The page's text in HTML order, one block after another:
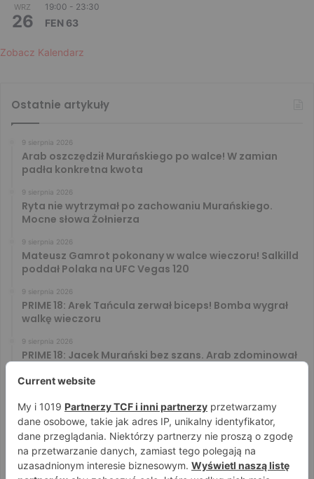
WRZ
26
19:00 - 23:30
FEN 63
Zobacz Kalendarz
Ostatnie artykuły
9 sierpnia 2026
Arab oszczędził Murańskiego po walce! W zamian
padła konkretna kwota
9 sierpnia 2026
Ryta nie wytrzymał po zachowaniu Murańskiego.
Mocne słowa Żołnierza
9 sierpnia 2026
Mateusz Gamrot pokonany w walce wieczoru! Salkilld
poddał Polaka na UFC Vegas 120
9 sierpnia 2026
PRIME 18: Arek Tańcula zerwał biceps! Bomba wygrał
walkę wieczoru
9 sierpnia 2026
PRIME 18: Jacek Murański bez szans. Arab zdominował
PRIME 18: Mariusz Wach rozbity przez 6. rywali. Gypsy
Team zwyciężył w 3. rundzie
8 sierpnia 2026
PRIME 18: Bagieta wrócił i wygrał. Wampirek przegrał w
2. rundzie